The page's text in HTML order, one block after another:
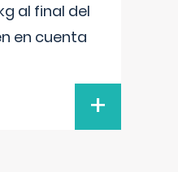
al final del
en cuenta
+